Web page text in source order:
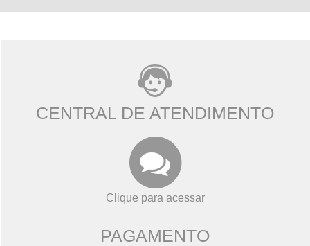
CENTRAL DE ATENDIMENTO
Clique para acessar
PAGAMENTO